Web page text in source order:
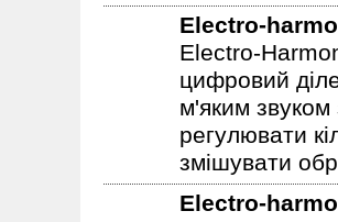
Electro-
Electro-
цифровий
м'яким
регулювати
змішувати
Electro-